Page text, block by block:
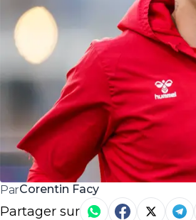
ParCorentin Facy
Partager sur